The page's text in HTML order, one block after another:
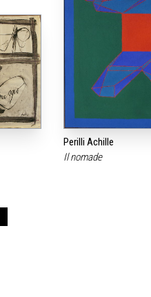
Perilli Achille
Il nomade